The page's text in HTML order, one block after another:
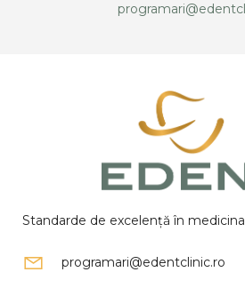
Standarde de excelență în
programari@edentclinic.ro